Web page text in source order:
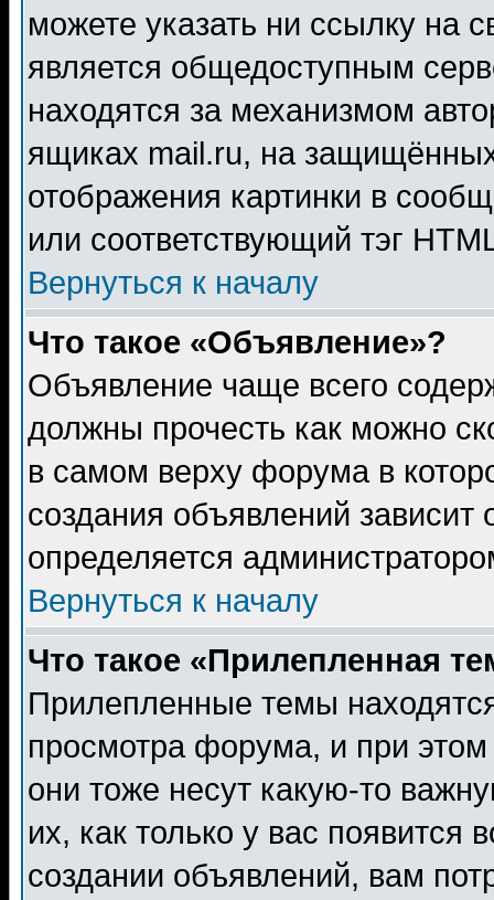
можете указать ни ссылку на
является общедоступным
находятся за механизмом
ящиках mail.ru, на
отображения картинки в
или соответствующий тэг
Вернуться к началу
Что такое «Объявление»?
Объявление чаще всего
должны прочесть как можно
в самом верху форума в
создания объявлений зависит
определяется
Вернуться к началу
Что такое «Прилепленная
Прилепленные темы
просмотра форума, и при
они тоже несут какую-то
их, как только у вас появится
создании объявлений, вам